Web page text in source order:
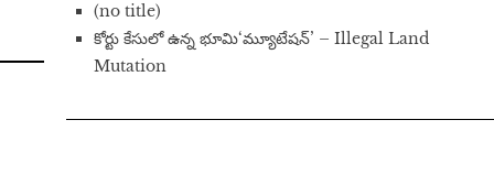
(no title)
​కోర్టు కేసులో ఉన్న భూమి‘మ్యూటేషన్’ – Illegal Land
Mutation